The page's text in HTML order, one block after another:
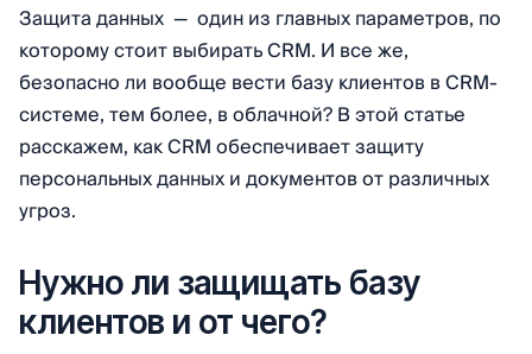
Защита данных — один из главных параметров, по
которому стоит выбирать CRM. И все же,
безопасно ли вообще вести базу клиентов в CRM-
системе, тем более, в облачной? В этой статье
расскажем, как CRM обеспечивает защиту
персональных данных и документов от различных
угроз.
Нужно ли защищать базу
клиентов и от чего?